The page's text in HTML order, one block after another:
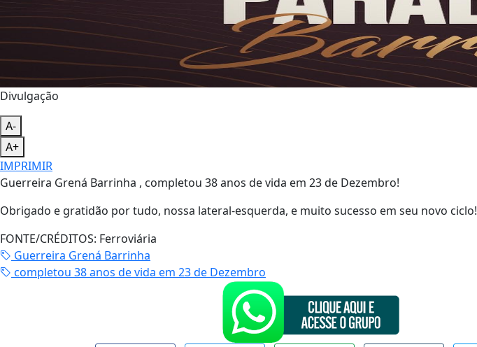
Divulgação
A-
A+
IMPRIMIR
Guerreira Grená Barrinha , completou 38 anos de vida em 23 de Dezembro!
Obrigado e gratidão por tudo, nossa lateral-esquerda, e muito sucesso em seu novo ciclo!
FONTE/CRÉDITOS: Ferroviária
Guerreira Grená Barrinha
completou 38 anos de vida em 23 de Dezembro